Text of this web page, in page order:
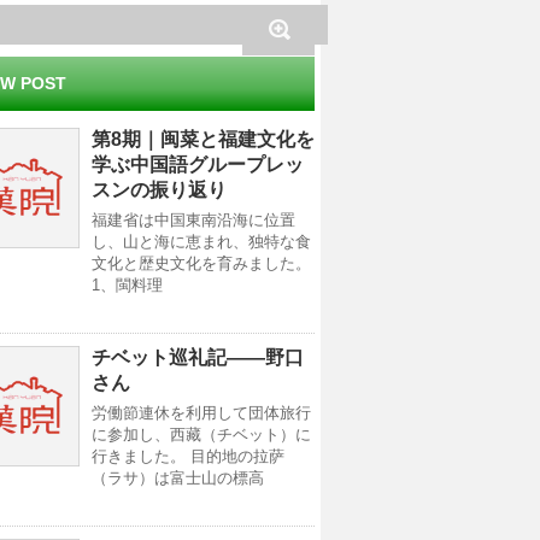
POST
第8期｜闽菜と福建文化を
学ぶ中国語グループレッ
スンの振り返り
福建省は中国東南沿海に位置
し、山と海に恵まれ、独特な食
文化と歴史文化を育みました。
1、閩料理
チベット巡礼記——野口
さん
労働節連休を利用して団体旅行
に参加し、西藏（チベット）に
行きました。 目的地の拉萨
（ラサ）は富士山の標高